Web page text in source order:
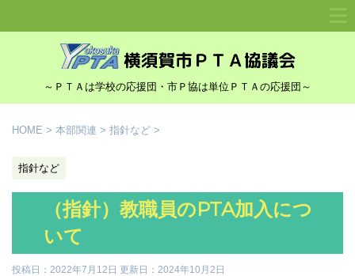
～ＰＴＡは学校の応援団・市Ｐ協は単位ＰＴＡの応援団～
HOME > 本部関連 > 指針など >
指針など
（指針）教職員のPTA加入につ
いて
投稿日：2022年7月12日 更新日： 2024年10月2日